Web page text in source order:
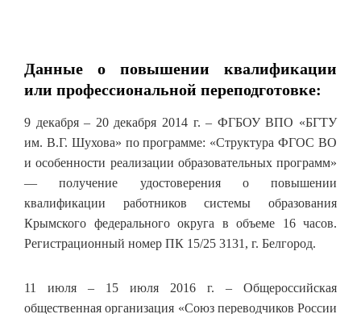
Данные о повышении квалификации
или профессиональной переподготовке:
9 декабря – 20 декабря 2014 г. – ФГБОУ ВПО «БГТУ
им. В.Г. Шухова» по программе: «Структура ФГОС ВО
и особенности реализации образовательных программ»
— получение удостоверения о повышении
квалификации работников системы образования
Крымского федерального округа в объеме 16 часов.
Регистрационный номер ПК 15/25 3131, г. Белгород.
11 июля – 15 июля 2016 г. – Общероссийская
общественная организация «Союз переводчиков России